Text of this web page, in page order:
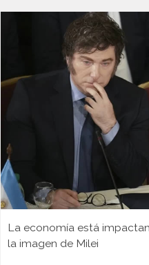
La economía está
la imagen de Milei